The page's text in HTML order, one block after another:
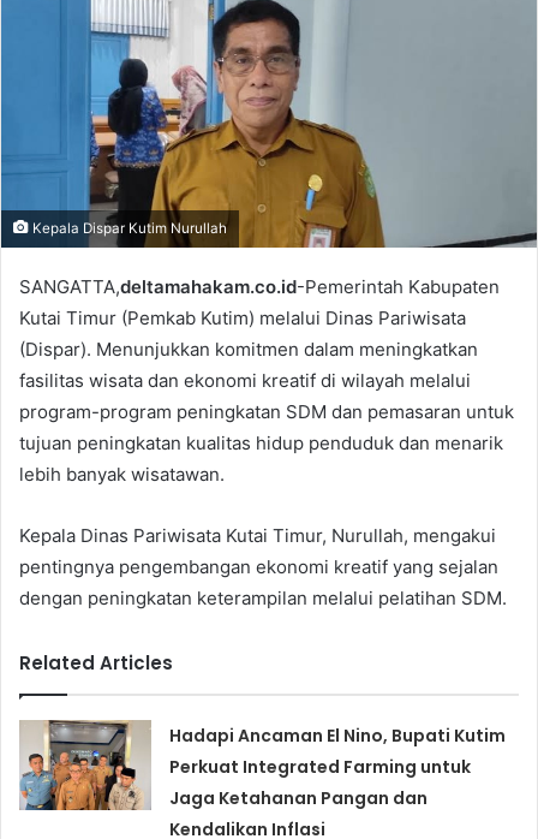
n
e
m
l
Kepala Dispar Kutim Nurullah
SANGATTA,deltamahakam.co.id-Pemerintah Kabupaten
Kutai Timur (Pemkab Kutim) melalui Dinas Pariwisata
(Dispar). Menunjukkan komitmen dalam meningkatkan
fasilitas wisata dan ekonomi kreatif di wilayah melalui
program-program peningkatan SDM dan pemasaran untuk
tujuan peningkatan kualitas hidup penduduk dan menarik
lebih banyak wisatawan.
Kepala Dinas Pariwisata Kutai Timur, Nurullah, mengakui
pentingnya pengembangan ekonomi kreatif yang sejalan
dengan peningkatan keterampilan melalui pelatihan SDM.
Related Articles
Hadapi Ancaman El Nino, Bupati Kutim
Perkuat Integrated Farming untuk
Jaga Ketahanan Pangan dan
Kendalikan Inflasi